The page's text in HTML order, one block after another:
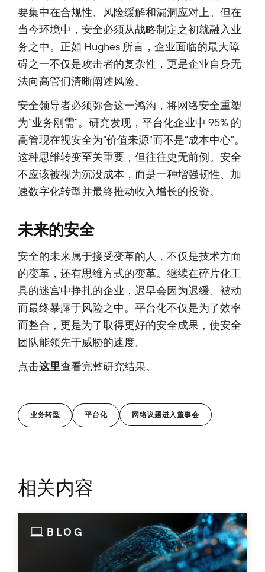
要集中在合规性、风险缓解和漏洞应对上。但在
当今环境中，安全必须从战略制定之初就融入业
务之中。正如 Hughes 所言，企业面临的最大障
碍之一不仅是攻击者的复杂性，更是企业自身无
法向高管们清晰阐述风险。
安全领导者必须弥合这一鸿沟，将网络安全重塑
为“业务刚需”。研究发现，平台化企业中 95% 的
高管现在视安全为“价值来源”而不是“成本中心”。
这种思维转变至关重要，但往往史无前例。安全
不应该被视为沉没成本，而是一种增强韧性、加
速数字化转型并最终推动收入增长的投资。
未来的安全
安全的未来属于接受变革的人，不仅是技术方面
的变革，还有思维方式的变革。继续在碎片化工
具的迷宫中挣扎的企业，迟早会因为迟缓、被动
而最终暴露于风险之中。平台化不仅是为了效率
而整合，更是为了取得更好的安全成果，使安全
团队能领先于威胁的速度。
点击这里查看完整研究结果。
业务转型 平台化 网络议题进入董事会
相关内容
BLOG